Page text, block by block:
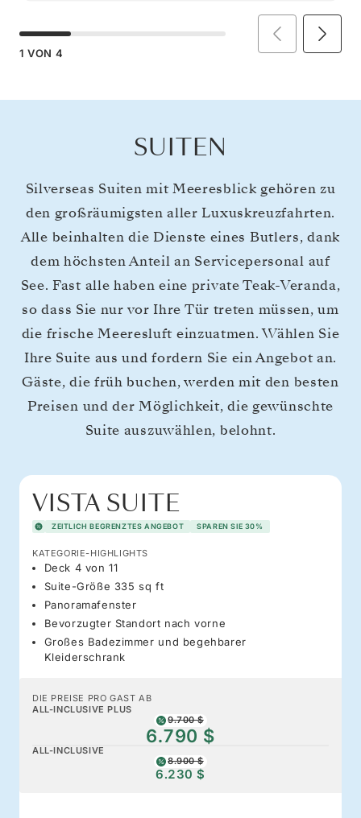
1 VON 4
SUITEN
Silverseas Suiten mit Meeresblick gehören zu
den großräumigsten aller Luxuskreuzfahrten.
Alle beinhalten die Dienste eines Butlers, dank
dem höchsten Anteil an Servicepersonal auf
See. Fast alle haben eine private Teak-Veranda,
so dass Sie nur vor Ihre Tür treten müssen, um
die frische Meeresluft einzuatmen. Wählen Sie
Ihre Suite aus und fordern Sie ein Angebot an.
Gäste, die früh buchen, werden mit den besten
Preisen und der Möglichkeit, die gewünschte
Suite auszuwählen, belohnt.
VISTA SUITE
ZEITLICH BEGRENZTES ANGEBOT SPAREN SIE 30%
KATEGORIE-HIGHLIGHTS
Deck 4 von 11
Suite-Größe 335 sq ft
Panoramafenster
Bevorzugter Standort nach vorne
Großes Badezimmer und begehbarer
Kleiderschrank
DIE PREISE PRO GAST AB
ALL-INCLUSIVE PLUS
9.700 $
6.790 $
ALL-INCLUSIVE
8.900 $
6.230 $